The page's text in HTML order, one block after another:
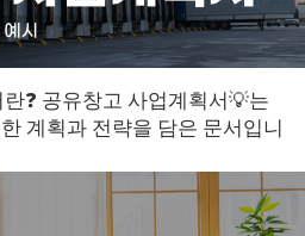
❓ 공유창고 사업계획서💡는
계획과 전략을 담은 문서입니